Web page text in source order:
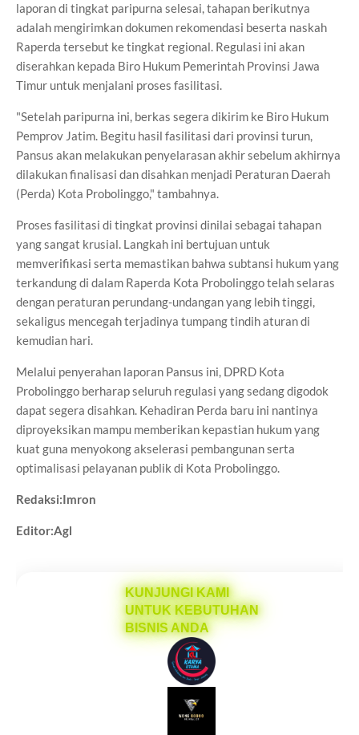
laporan di tingkat paripurna selesai, tahapan berikutnya
adalah mengirimkan dokumen rekomendasi beserta naskah
Raperda tersebut ke tingkat regional. Regulasi ini akan
diserahkan kepada Biro Hukum Pemerintah Provinsi Jawa
Timur untuk menjalani proses fasilitasi.
"Setelah paripurna ini, berkas segera dikirim ke Biro Hukum
Pemprov Jatim. Begitu hasil fasilitasi dari provinsi turun,
Pansus akan melakukan penyelarasan akhir sebelum akhirnya
dilakukan finalisasi dan disahkan menjadi Peraturan Daerah
(Perda) Kota Probolinggo," tambahnya.
Proses fasilitasi di tingkat provinsi dinilai sebagai tahapan
yang sangat krusial. Langkah ini bertujuan untuk
memverifikasi serta memastikan bahwa subtansi hukum yang
terkandung di dalam Raperda Kota Probolinggo telah selaras
dengan peraturan perundang-undangan yang lebih tinggi,
sekaligus mencegah terjadinya tumpang tindih aturan di
kemudian hari.
Melalui penyerahan laporan Pansus ini, DPRD Kota
Probolinggo berharap seluruh regulasi yang sedang digodok
dapat segera disahkan. Kehadiran Perda baru ini nantinya
diproyeksikan mampu memberikan kepastian hukum yang
kuat guna menyokong akselerasi pembangunan serta
optimalisasi pelayanan publik di Kota Probolinggo.
Redaksi:Imron
Editor:Agl
KUNJUNGI KAMI
UNTUK KEBUTUHAN
BISNIS ANDA